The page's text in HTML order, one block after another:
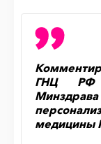
ГНЦ РФ
медицины